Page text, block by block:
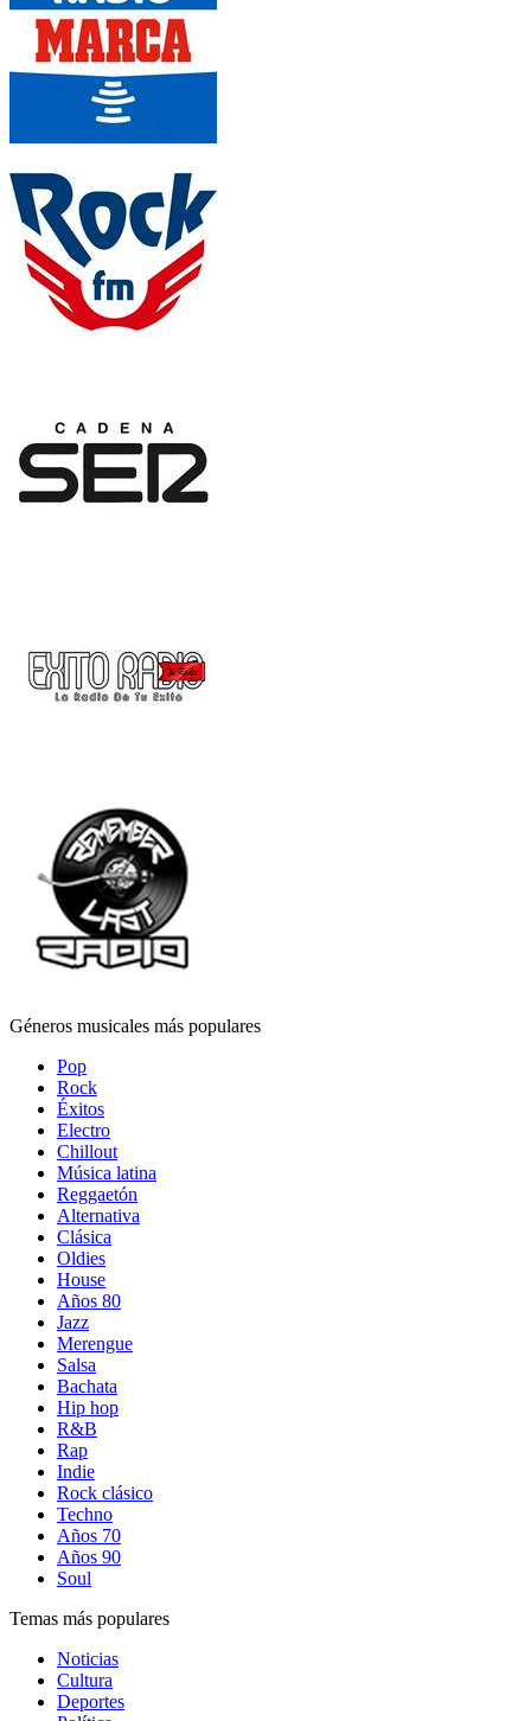
Géneros musicales más populares
Pop
Rock
Éxitos
Electro
Chillout
Música latina
Reggaetón
Alternativa
Clásica
Oldies
House
Años 80
Jazz
Merengue
Salsa
Bachata
Hip hop
R&B
Rap
Indie
Rock clásico
Techno
Años 70
Años 90
Soul
Temas más populares
Noticias
Cultura
Deportes